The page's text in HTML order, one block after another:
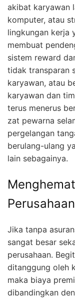
akibat karyawan
komputer, atau
lingkungan kerja
membuat
sistem reward
tidak transparan
karyawan, atau
karyawan dan
terus menerus
zat pewarna
pergelangan
berulang-ulang
lain sebagainya.
Jika tanpa
sangat besar
perusahaan.
ditanggung oleh
maka biaya
dibandingkan